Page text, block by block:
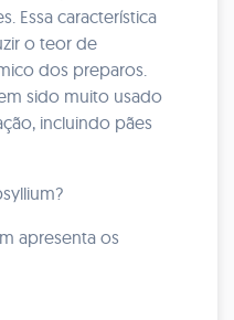
Essa característica
o teor de
dos preparos.
sido muito usado
incluindo pães
apresenta os